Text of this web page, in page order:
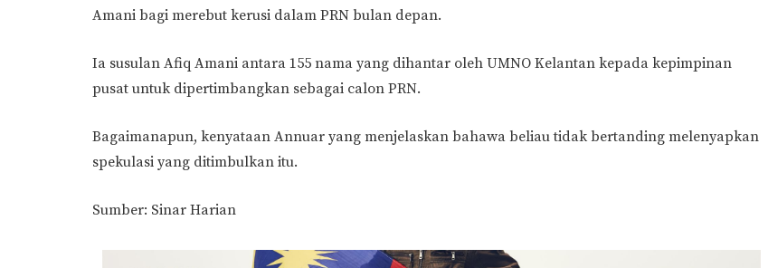
Amani bagi merebut kerusi dalam PRN bulan depan.
Ia susulan Afiq Amani antara 155 nama yang dihantar oleh UMNO Kelantan kepada kepimpinan
pusat untuk dipertimbangkan sebagai calon PRN.
Bagaimanapun, kenyataan Annuar yang menjelaskan bahawa beliau tidak bertanding melenyapkan
spekulasi yang ditimbulkan itu.
Sumber: Sinar Harian